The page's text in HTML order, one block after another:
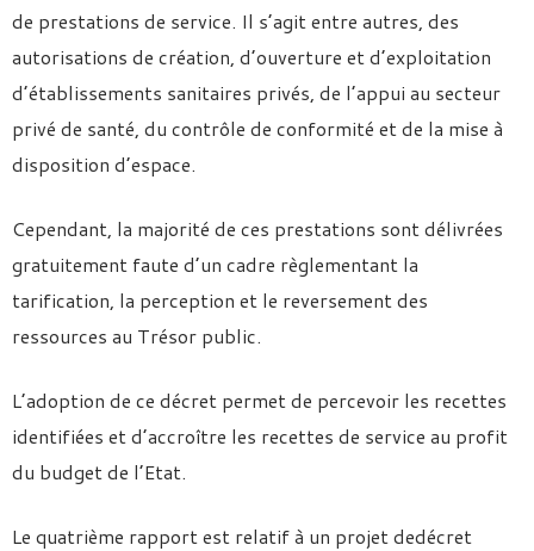
de prestations de service. Il s’agit entre autres, des
autorisations de création, d’ouverture et d’exploitation
d’établissements sanitaires privés, de l’appui au secteur
privé de santé, du contrôle de conformité et de la mise à
disposition d’espace.
Cependant, la majorité de ces prestations sont délivrées
gratuitement faute d’un cadre règlementant la
tarification, la perception et le reversement des
ressources au Trésor public.
L’adoption de ce décret permet de percevoir les recettes
identifiées et d’accroître les recettes de service au profit
du budget de l’Etat.
Le quatrième rapport est relatif à un projet dedécret